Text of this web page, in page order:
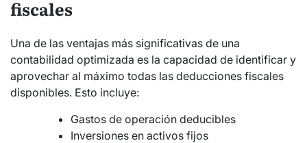
fiscales
Una de las ventajas más significativas de una
contabilidad optimizada es la capacidad de identificar y
aprovechar al máximo todas las deducciones fiscales
disponibles. Esto incluye:
Gastos de operación deducibles
Inversiones en activos fijos